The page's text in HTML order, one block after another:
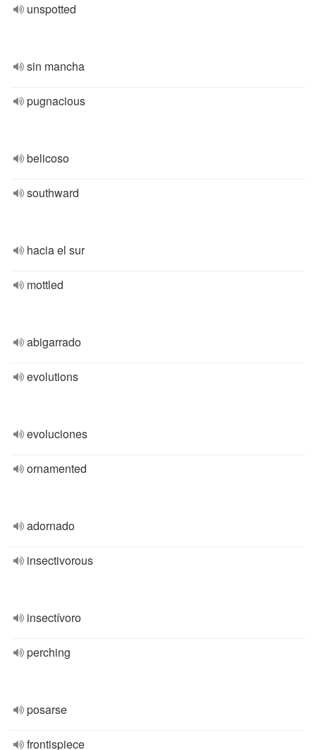
unspotted
sin mancha
pugnacious
belicoso
southward
hacia el sur
mottled
abigarrado
evolutions
evoluciones
ornamented
adornado
insectivorous
insectívoro
perching
posarse
frontispiece